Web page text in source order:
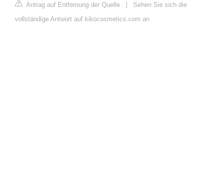
Antrag auf Entfernung der Quelle | Sehen Sie sich die
vollständige Antwort auf kikocosmetics.com an